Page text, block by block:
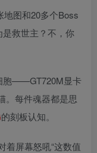
地图和20多个Boss
是救世主？不，你
胞——GT720M显卡
。每件魂器都是思
的刻板认知。
着屏幕怒吼“这数值